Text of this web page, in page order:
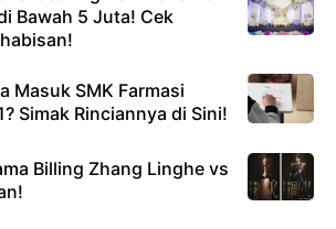
Bawah 5 Juta! Cek
Masuk SMK Farmasi
Simak Rinciannya di Sini!
Billing Zhang Linghe vs